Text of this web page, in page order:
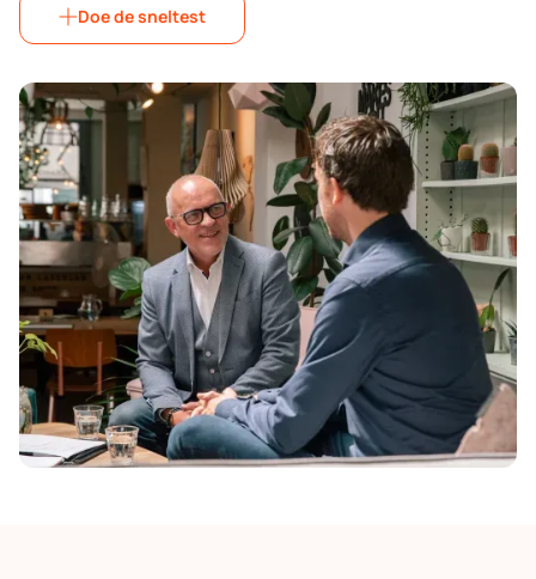
Doe de sneltest